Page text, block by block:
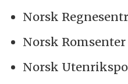
Norsk
Norsk Romsenter
Norsk